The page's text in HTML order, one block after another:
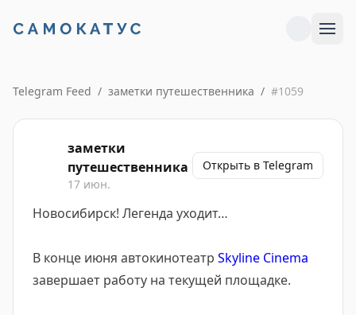
Telegram Feed / заметки путешественника / #1059
заметки
путешественника
17 июн.
Открыть в Telegram
Новосибирск! Легенда уходит…
В конце июня автокинотеатр Skyline Cinema
завершает работу на текущей площадке.